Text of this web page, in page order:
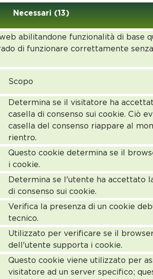
Necessari (13)
abilitandone funzionalità di base
di funzionare correttamente
Scopo
Determina se il visitatore ha
casella di consenso sui cookie. Ciò
casella del consenso riappare al
rientro.
Questo cookie determina se il
i cookie.
Determina se l'utente ha accettato
di consenso sui cookie.
Verifica la presenza di un cookie
tecnico.
Utilizzato per verificare se il
dell'utente supporta i cookie.
Questo cookie viene utilizzato per
visitatore ad un server specifico;